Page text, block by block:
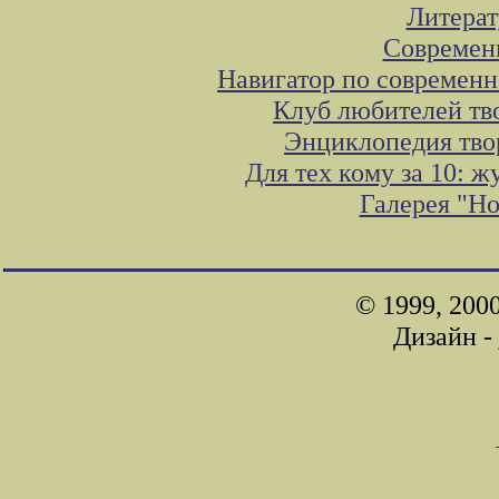
Навигатор по
Клуб любителей
Энциклопедия
Для тех кому за 10:
Галерея
© 1999,
Дизайн -